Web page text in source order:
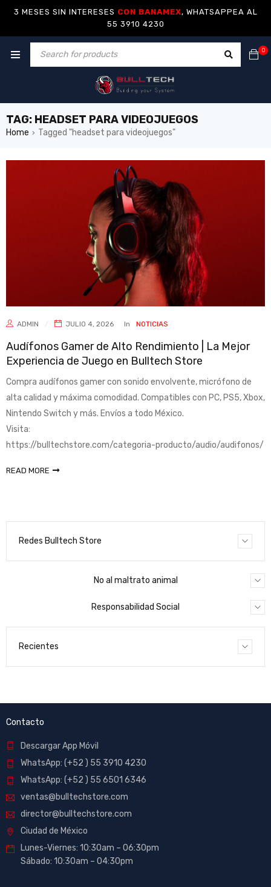
3 MESES SIN INTERESES CON BANAMEX, WHATSAPPEA AL
55 3910 4230
0
TAG: HEADSET PARA VIDEOJUEGOS
Home › Tagged "headset para videojuegos"
ADMIN JULIO 4, 2026 In NOTICIAS
Audífonos Gamer de Alto Rendimiento | La Mejor
Experiencia de Juego en Bulltech Store
Compra audífonos gamer con sonido envolvente, micrófono de
alta calidad y máxima comodidad. Compatibles con PC, PS5, Xbox,
Nintendo Switch y más. Envíos a todo México.
Visita:
https://bulltechstore.com/categoria-producto/audio/audifonos/
READ MORE
Redes Bulltech Store
No al maltrato animal
Responsabilidad Social
Recientes
Contacto
Descargar App Móvil
WhatsApp: (+52 ) 55 3910 4230
WhatsApp: (+52 ) 55 6501 6346
ventas@bulltechstore.com
director@bulltechstore.com
Ciudad de México
Lunes-Viernes: 10:30am – 06:30pm
Sábado: 10:30am – 04:30pm